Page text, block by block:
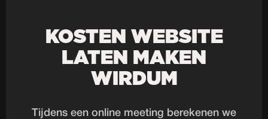
KOSTEN WEBSITE
LATEN MAKEN
WIRDUM
Tijdens een online meeting berekenen we